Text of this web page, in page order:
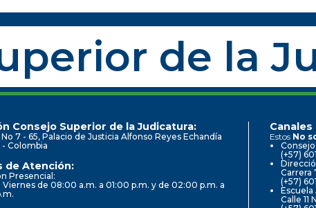
de la
Consejo Superior de la Judicatura:
No 7 - 65, Palacio de Justicia Alfonso Reyes Echandía
Colombia
de Atención:
Presencial:
Viernes de 08:00 a.m. a 01:00 p.m. y de 02:00 p.m. a
Estos No
(+57)
Carrera
(+57)
Escuela
Calle 11